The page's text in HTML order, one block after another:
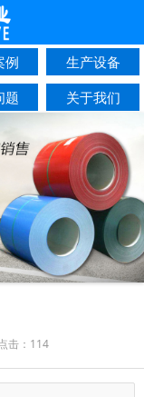
例
生产设备
题
关于我们
击：114